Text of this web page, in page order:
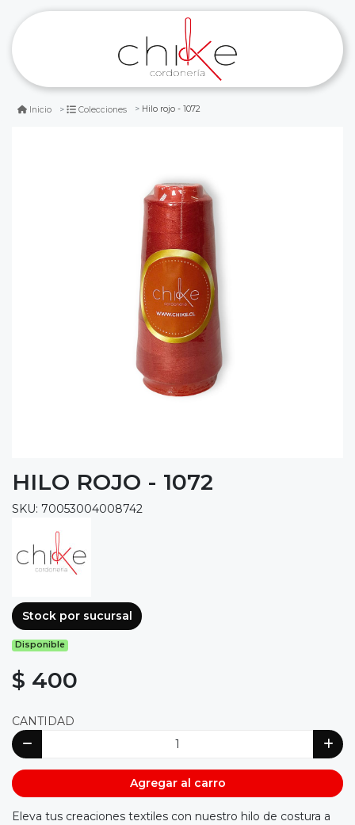
Inicio Colecciones Hilo rojo - 1072
HILO ROJO - 1072
SKU: 70053004008742
Stock por sucursal
Disponible
$ 400
CANTIDAD
Agregar al carro
Eleva tus creaciones textiles con nuestro hilo de costura a